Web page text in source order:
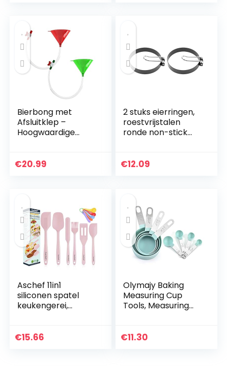
Bierbong met
Afsluitklep –
Hoogwaardige
Ideaal voor
€20.99
2 stuks eierringen,
roestvrijstalen
ronde non-stick
Mcmuffins
€12.09
Aschef 11in1
siliconen spatel
keukengerei,
set met versterkte
€15.66
Olymajy Baking
Measuring Cup
Tools, Measuring
maatbekers en
€11.30